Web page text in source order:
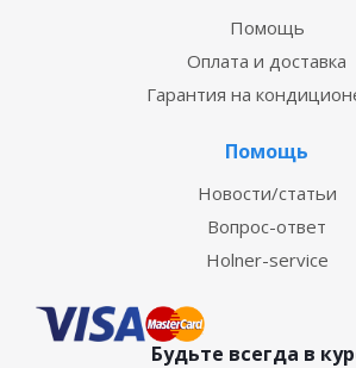
Помощь
Оплата и доставка
Гарантия на
Помощь
Новости/статьи
Вопрос-ответ
Holner-service
Будьте всегда в